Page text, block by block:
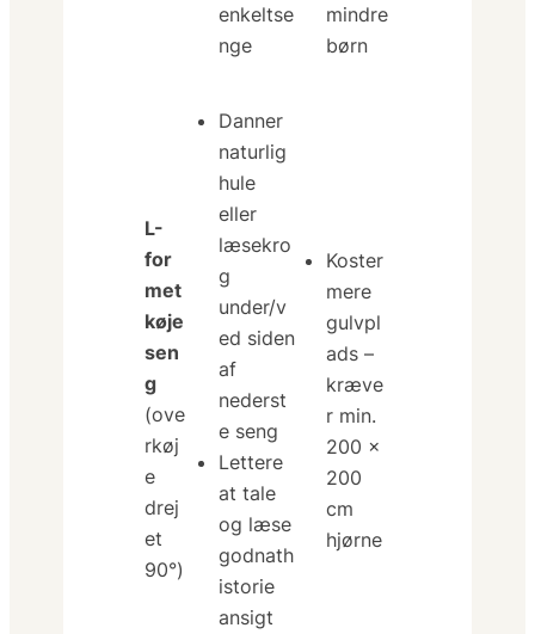
enkeltse
nge
mindre
børn
L-
for
met
køje
sen
g
(ove
rkøj
e
drej
et
90°)
Danner
naturlig
hule
eller
læsekro
g
under/v
ed siden
af
nederst
e seng
Lettere
at tale
og læse
godnath
istorie
ansigt
Koster
mere
gulvpl
ads –
kræve
r min.
200 ×
200
cm
hjørne